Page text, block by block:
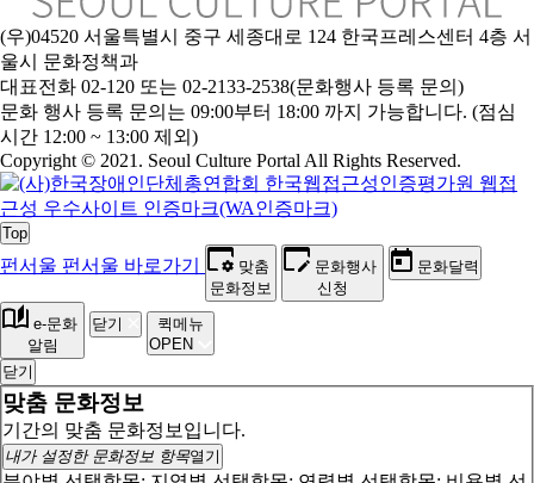
(우)04520 서울특별시 중구 세종대로 124 한국프레스센터 4층 서
울시 문화정책과
대표전화 02-120 또는 02-2133-2538(문화행사 등록 문의)
문화 행사 등록 문의는 09:00부터 18:00 까지 가능합니다. (점심
시간 12:00 ~ 13:00 제외)
Copyright © 2021. Seoul Culture Portal All Rights Reserved.
Top
펀서울 펀서울 바로가기
맞춤
문화정보
문화행사
신청
문화달력
e-문화
알림
닫기
퀵메뉴
OPEN
닫기
맞춤 문화정보
기간의 맞춤 문화정보입니다.
내가 설정한 문화정보 항목열기